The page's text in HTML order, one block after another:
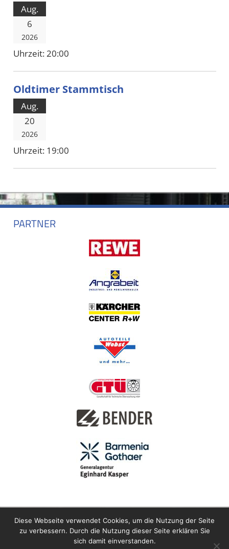
Aug.
6
2026
Uhrzeit:20:00
Oldtimer Stammtisch
Aug.
20
2026
Uhrzeit: 19:00
PARTNER
Diese Webseite verwendet Cookies, um die Nutzung der Seite
zu verbessern. Durch die Nutzung dieser Seite erklären Sie
sich damit einverstanden.